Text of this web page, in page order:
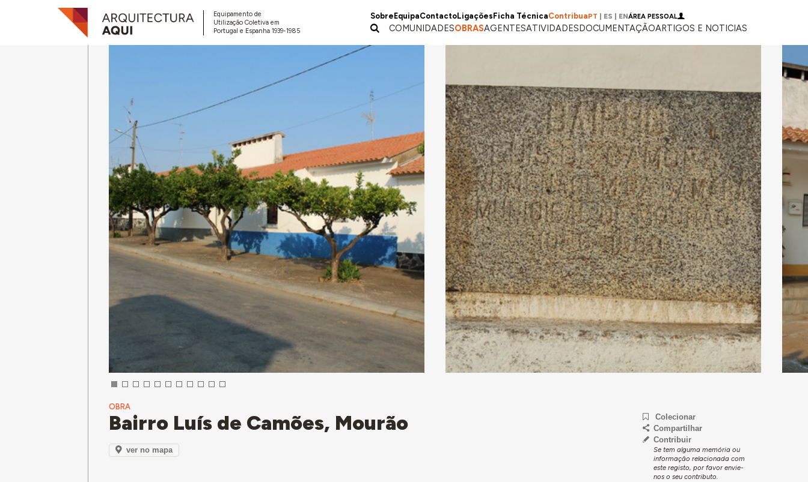
Equipamento de
Utilização Coletiva em
Portugal e Espanha 1939-1985
Sobre EquipaContactoLigações Ficha TécnicaContribuaPT ES ENÁREA PESSOAL
COMUNIDADESOBRASAGENTESATIVIDADESDOCUMENTAÇÃOARTIGOS E NOTICIAS
OBRA
Bairro Luís de Camões, Mourão
ver no mapa
Colecionar
Compartilhar
Contribuir
Se tem alguma memória ou
informação relacionada com
este registo, por favor envie-
nos o seu contributo.